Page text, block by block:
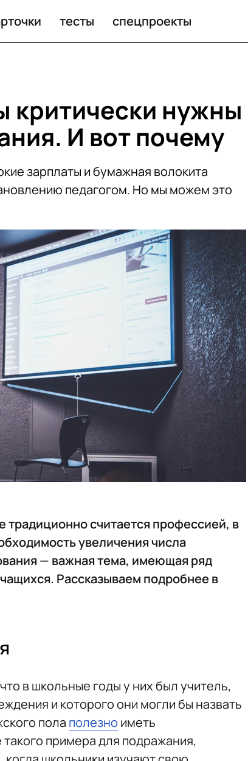
тесты спецпроекты
критически нужны
И вот почему
зарплаты и бумажная волокита
педагогом. Но мы можем это
считается профессией, в
увеличения числа
— важная тема, имеющая ряд
Рассказываем подробнее в
в школьные годы у них был учитель,
и которого они могли бы назвать
пола полезно иметь
примера для подражания,